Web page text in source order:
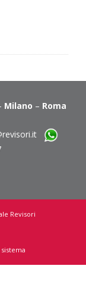
Milano – Roma
Revisori